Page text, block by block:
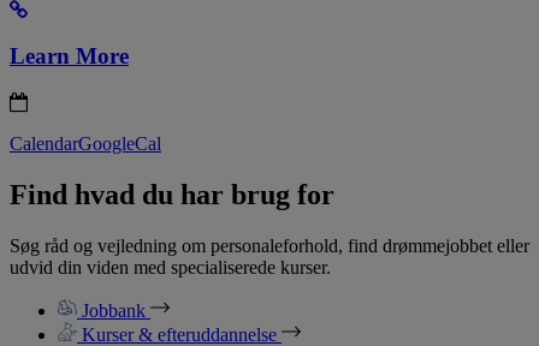
Learn More
CalendarGoogleCal
Find hvad du har brug for
Søg råd og vejledning om personaleforhold, find drømmejobbet eller
udvid din viden med specialiserede kurser.
Jobbank
Kurser & efteruddannelse